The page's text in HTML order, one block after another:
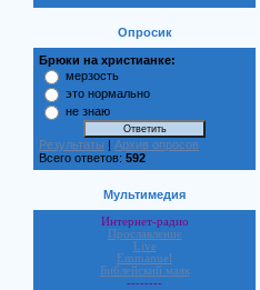
Опросик
Брюки на христианке:
мерзость
это нормально
не знаю
Результаты | Архив опросов
Всего ответов: 592
Мультимедия
Интернет-радио
Прославление
Live
Emmanuel
Библейский маяк
--------